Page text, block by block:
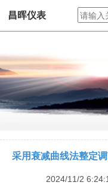
昌晖仪表
采用衰减曲线法整定
2024/11/2